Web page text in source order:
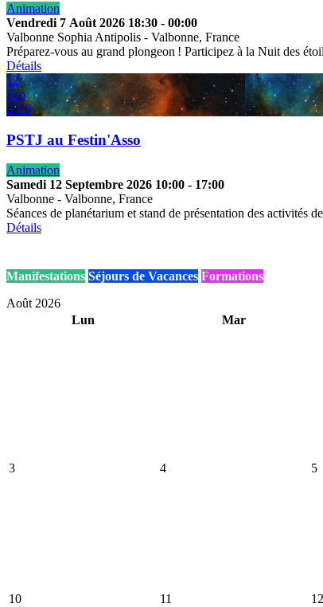
Animation
Vendredi 7 Août 2026 18:30 - 00:00
Valbonne Sophia Antipolis - Valbonne, France
Préparez-vous au grand plongeon ! Participez à la Nuit des
Détails
12
Sep
2026
PSTJ au Festin'Asso
Animation
Samedi 12 Septembre 2026 10:00 - 17:00
Valbonne - Valbonne, France
Séances de planétarium et stand de présentation des activités
Détails
Manifestations Séjours de Vacances Formations
Août 2026
Lun
Mar
3 4 5
10 11 12